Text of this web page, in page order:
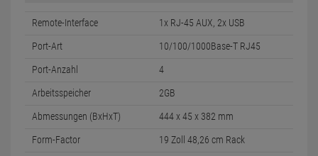
Remote-Interface 1x RJ-45 AUX, 2x USB
Port-Art 10/100/1000Base-T RJ45
Port-Anzahl 4
Arbeitsspeicher 2GB
Abmessungen (BxHxT) 444 x 45 x 382 mm
Form-Factor 19 Zoll 48,26 cm Rack